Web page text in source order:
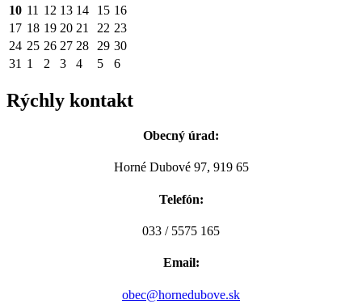
10 11 12 13 14 15 16
17 18 19 20 21 22 23
24 25 26 27 28 29 30
31 1 2 3 4 5 6
Rýchly kontakt
Obecný úrad:
Horné Dubové 97, 919 65
Telefón:
033 / 5575 165
Email:
obec@hornedubove.sk